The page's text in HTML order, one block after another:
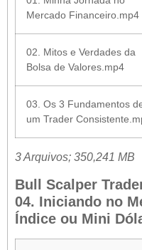
Mercado Financeiro.mp4
02. Mitos e Verdades da
Bolsa de Valores.mp4
03. Os 3 Fundamentos
um Trader
3 Arquivos; 350,241 MB
Bull Scalper
04. Iniciando no
Índice ou Mini